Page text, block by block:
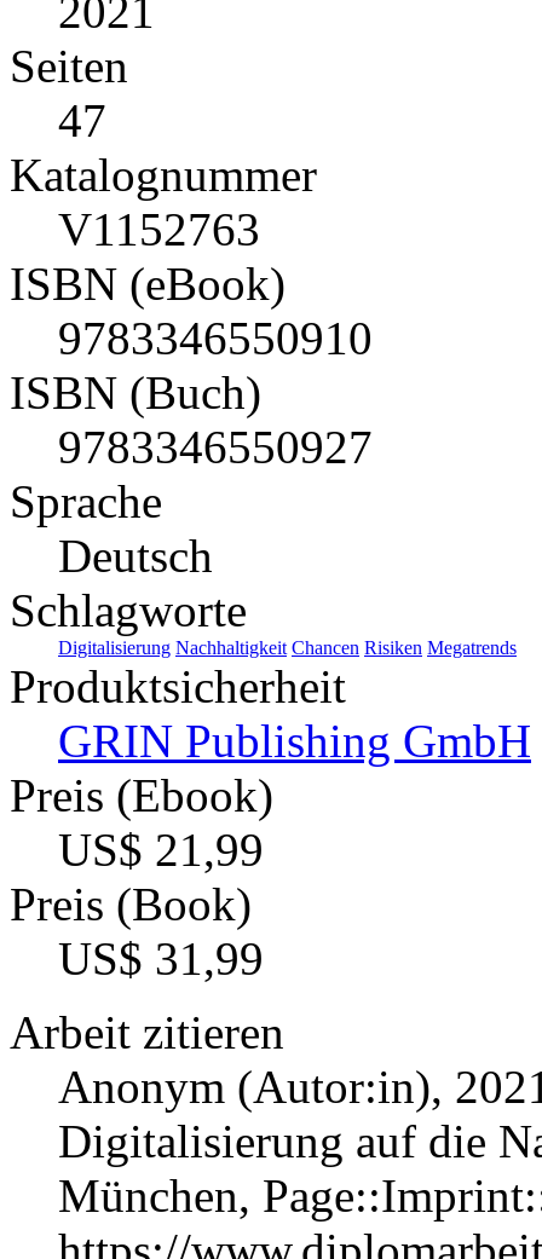
2021
Seiten
47
Katalognummer
V1152763
ISBN (eBook)
9783346550910
ISBN (Buch)
9783346550927
Sprache
Deutsch
Schlagworte
Digitalisierung Nachhaltigkeit Chancen Risiken Megatrends
Produktsicherheit
GRIN Publishing GmbH
Preis (Ebook)
US$ 21,99
Preis (Book)
US$ 31,99
Arbeit zitieren
Anonym (Autor:in),
Digitalisierung auf die
München,